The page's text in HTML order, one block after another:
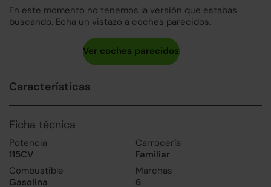
En este momento no tenemos la versión que estabas
buscando. Echa un vistazo a coches parecidos.
Características
Ficha técnica
Potencia
115CV
Carrocería
Familiar
Combustible
Gasolina
Marchas
6